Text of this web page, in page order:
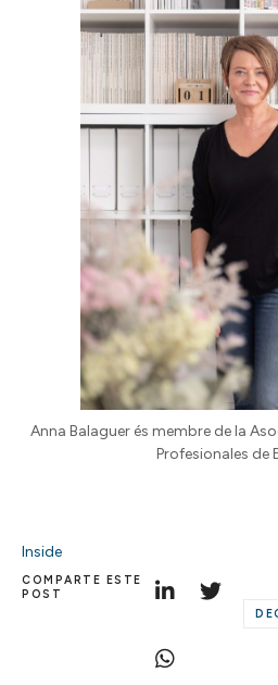
Anna Balaguer és membre de la
Profesionales de
Inside
COMPARTE ESTE
POST